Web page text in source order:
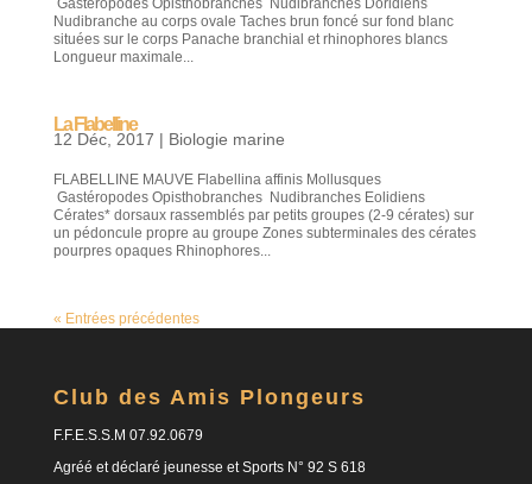
Gastéropodes Opisthobranches Nudibranches Doridiens
Nudibranche au corps ovale Taches brun foncé sur fond blanc
situées sur le corps Panache branchial et rhinophores blancs
Longueur maximale...
La Flabelline
12 Déc, 2017 | Biologie marine
FLABELLINE MAUVE Flabellina affinis Mollusques
Gastéropodes Opisthobranches Nudibranches Eolidiens
Cérates* dorsaux rassemblés par petits groupes (2-9 cérates) sur
un pédoncule propre au groupe Zones subterminales des cérates
pourpres opaques Rhinophores...
« Entrées précédentes
Club des Amis Plongeurs
F.F.E.S.S.M 07.92.0679
Agréé et déclaré jeunesse et Sports N° 92 S 618